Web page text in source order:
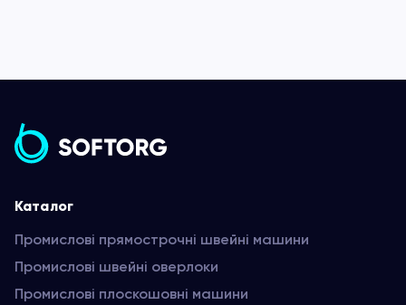
Каталог
Промислові прямострочні швейні машини
Промислові швейні оверлоки
Промислові плоскошовні машини